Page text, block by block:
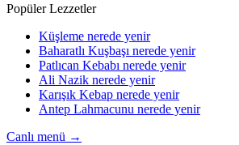
Popüler Lezzetler
Küşleme nerede yenir
Baharatlı Kuşbaşı nerede yenir
Patlıcan Kebabı nerede yenir
Ali Nazik nerede yenir
Karışık Kebap nerede yenir
Antep Lahmacunu nerede yenir
Canlı menü →